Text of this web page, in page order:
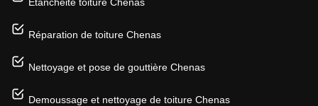
Réparation de toiture Chenas
Nettoyage et pose de gouttière Chenas
Demoussage et nettoyage de toiture Chenas